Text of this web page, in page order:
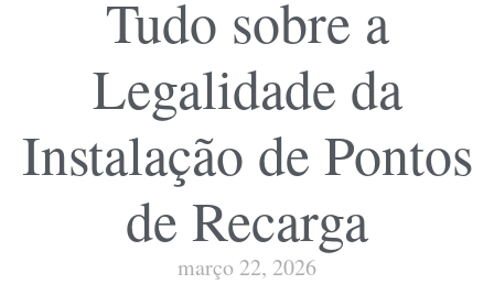
Tudo sobre a
Legalidade da
Instalação de Pontos
de Recarga
março 22, 2026